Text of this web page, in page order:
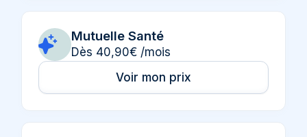
Mutuelle Santé
Dès 40,90€ /mois
Voir mon prix